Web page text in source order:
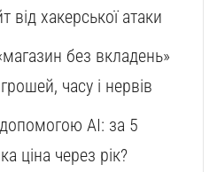
від хакерської атаки
без вкладень»
часу і нервів
AI: за 5
ціна через рік?